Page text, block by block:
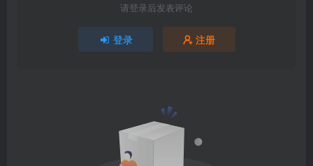
请登录后发表评论
登录 注册